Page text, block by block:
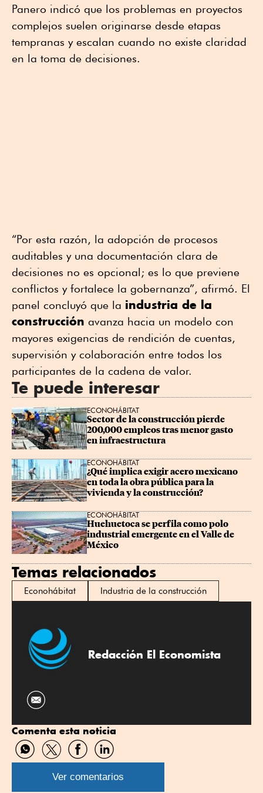
Panero indicó que los problemas en proyectos
complejos suelen originarse desde etapas
tempranas y escalan cuando no existe claridad
en la toma de decisiones.
“Por esta razón, la adopción de procesos
auditables y una documentación clara de
decisiones no es opcional; es lo que previene
conflictos y fortalece la gobernanza”, afirmó. El
panel concluyó que la industria de la
construcción avanza hacia un modelo con
mayores exigencias de rendición de cuentas,
supervisión y colaboración entre todos los
participantes de la cadena de valor.
Te puede interesar
ECONOHÁBITAT
Sector de la construcción pierde
200,000 empleos tras menor gasto
en infraestructura
ECONOHÁBITAT
¿Qué implica exigir acero mexicano
en toda la obra pública para la
vivienda y la construcción?
ECONOHÁBITAT
Huehuetoca se perfila como polo
industrial emergente en el Valle de
México
Temas relacionados
Econohábitat Industria de la construcción
Redacción El Economista
Comenta esta noticia
Compartir
por
WhatsApp
Compartir
por
Twitter
Compartir
por
Facebook
Compartir
por
Linkedin
Ver comentarios